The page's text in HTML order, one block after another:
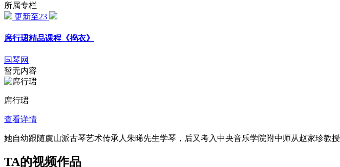
所属专栏
更新至23
席行珺精品课程《捣衣》
国琴网
暂无内容
席行珺
查看详情
她自幼跟随虞山派古琴艺术传承人朱晞先生学琴，后又考入中央音乐学院附中师从赵家珍教授
TA的视频作品